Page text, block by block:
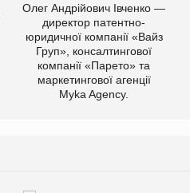
Олег Андрійович Івченко —
директор патентно-
юридичної компанії «Вайз
Груп», консалтингової
компанії «Парето» та
маркетингової агенції
Myka Agency.